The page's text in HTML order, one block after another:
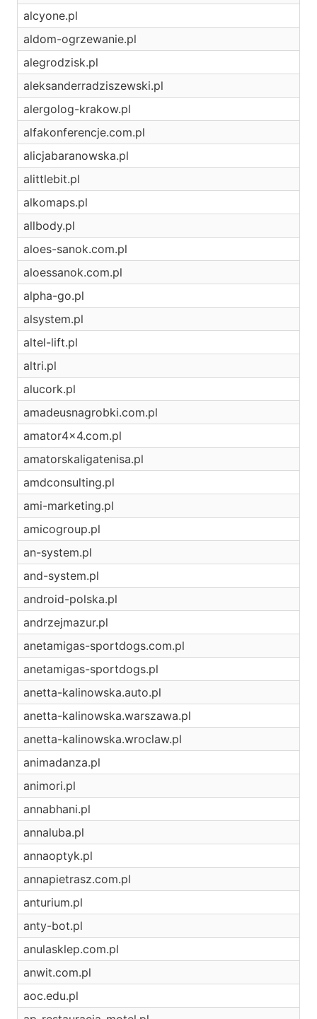
alcyone.pl
aldom-ogrzewanie.pl
alegrodzisk.pl
aleksanderradziszewski.pl
alergolog-krakow.pl
alfakonferencje.com.pl
alicjabaranowska.pl
alittlebit.pl
alkomaps.pl
allbody.pl
aloes-sanok.com.pl
aloessanok.com.pl
alpha-go.pl
alsystem.pl
altel-lift.pl
altri.pl
alucork.pl
amadeusnagrobki.com.pl
amator4x4.com.pl
amatorskaligatenisa.pl
amdconsulting.pl
ami-marketing.pl
amicogroup.pl
an-system.pl
and-system.pl
android-polska.pl
andrzejmazur.pl
anetamigas-sportdogs.com.pl
anetamigas-sportdogs.pl
anetta-kalinowska.auto.pl
anetta-kalinowska.warszawa.pl
anetta-kalinowska.wroclaw.pl
animadanza.pl
animori.pl
annabhani.pl
annaluba.pl
annaoptyk.pl
annapietrasz.com.pl
anturium.pl
anty-bot.pl
anulasklep.com.pl
anwit.com.pl
aoc.edu.pl